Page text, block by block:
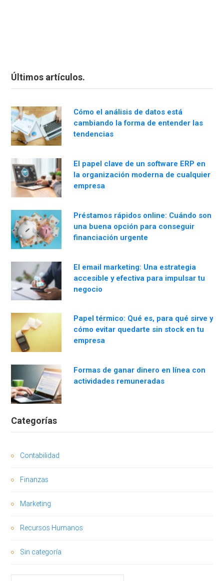
Últimos artículos.
Cómo el análisis de datos está
cambiando la forma de entender las
tendencias
El papel clave de un software ERP en
la organización moderna de cualquier
empresa
Préstamos rápidos online: Cuándo son
una buena opción para conseguir
financiación urgente
El email marketing: Una estrategia
accesible y efectiva para impulsar tu
negocio
Papel térmico: Qué es, para qué sirve y
cómo evitar quedarte sin stock en tu
empresa
Formas de ganar dinero en línea con
actividades remuneradas
Categorías
Contabilidad
Finanzas
Marketing
Recursos Humanos
Sin categoría